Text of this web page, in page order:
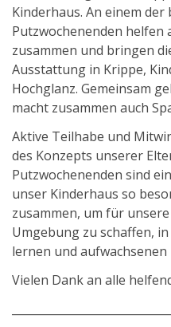
Kinderhaus. An einem
Putzwochenenden helfen
zusammen und bringen
Ausstattung in Krippe,
Hochglanz. Gemeinsam
macht zusammen auch
Aktive Teilhabe und
des Konzepts unserer
Putzwochenenden sind
unser Kinderhaus so
zusammen, um für
Umgebung zu schaffen,
lernen und aufwachsenen
Vielen Dank an alle